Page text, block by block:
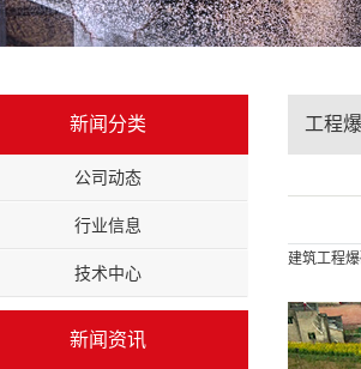
新闻分类
公司动态
行业信息
技术中心
新闻资讯
工程
建筑工程